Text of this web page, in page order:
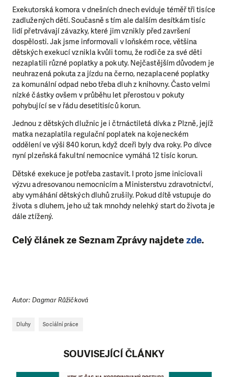
Exekutorská komora v dnešních dnech eviduje téměř tři tisíce
zadlužených dětí. Současně s tím ale dalším desítkám tisíc
lidí přetrvávají závazky, které jim vznikly před završení
dospělosti. Jak jsme informovali v loňském roce, většina
dětských exekucí vznikla kvůli tomu, že rodiče za své děti
nezaplatili různé poplatky a pokuty. Nejčastějším důvodem je
neuhrazená pokuta za jízdu na černo, nezaplacené poplatky
za komunální odpad nebo třeba dluh z knihovny. Často velmi
nízké částky ovšem v průběhu let přerostou v pokuty
pohybující se v řádu desetitisíců korun.
Jednou z dětských dlužnic je i čtrnáctiletá dívka z Plzně, jejíž
matka nezaplatila regulační poplatek na kojeneckém
oddělení ve výši 840 korun, když dceři byly dva roky. Po dívce
nyní plzeňská fakultní nemocnice vymáhá 12 tisíc korun.
Dětské exekuce je potřeba zastavit. I proto jsme iniciovali
výzvu adresovanou nemocnicím a Ministerstvu zdravotnictví,
aby vymáhání dětských dluhů zrušily. Pokud dítě vstupuje do
života s dluhem, jeho už tak mnohdy nelehký start do života je
dále ztížený.
Celý článek ze Seznam Zprávy najdete zde.
Autor: Dagmar Růžičková
Dluhy Sociální práce
SOUVISEJÍCÍ ČLÁNKY